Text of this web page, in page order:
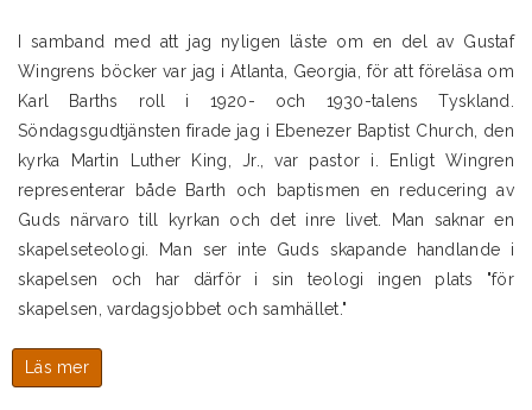
I samband med att jag nyligen läste om en del av Gustaf
Wingrens böcker var jag i Atlanta, Georgia, för att föreläsa om
Karl Barths roll i 1920- och 1930-talens Tyskland.
Söndagsgudtjänsten firade jag i Ebenezer Baptist Church, den
kyrka Martin Luther King, Jr., var pastor i. Enligt Wingren
representerar både Barth och baptismen en reducering av
Guds närvaro till kyrkan och det inre livet. Man saknar en
skapelseteologi. Man ser inte Guds skapande handlande i
skapelsen och har därför i sin teologi ingen plats "för
skapelsen, vardagsjobbet och samhället."
Läs merom
Wingren,